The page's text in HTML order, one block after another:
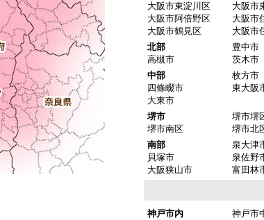
大阪市東淀川区
大阪市
大阪市阿倍野区
大阪市
大阪市鶴見区
大阪市
北部
豊中市
高槻市
茨木市
中部
枚方市
四條畷市
東大阪
大東市
堺市
堺市堺
堺市南区
堺市北
南部
泉大津
貝塚市
泉佐野
大阪狭山市
富田林
神戸市内 神戸市